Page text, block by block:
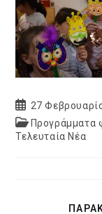
Post
published:
27
Post
category:
Προγράμματα
Τελευταία Νέα